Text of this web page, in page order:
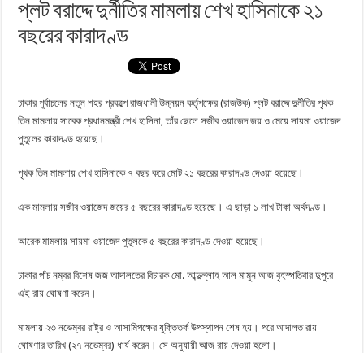
প্লট বরাদ্দে দুর্নীতির মামলায় শেখ হাসিনাকে ২১
বছরের কারাদণ্ড
ঢাকার পূর্বাচলের নতুন শহর প্রকল্পে রাজধানী উন্নয়ন কর্তৃপক্ষের (রাজউক) প্লট বরাদ্দে দুর্নীতির পৃথক
তিন মামলায় সাবেক প্রধানমন্ত্রী শেখ হাসিনা, তাঁর ছেলে সজীব ওয়াজেদ জয় ও মেয়ে সায়মা ওয়াজেদ
পুতুলের কারাদণ্ড হয়েছে।
পৃথক তিন মামলায় শেখ হাসিনাকে ৭ বছর করে মোট ২১ বছরের কারাদণ্ড দেওয়া হয়েছে।
এক মামলায় সজীব ওয়াজেদ জয়ের ৫ বছরের কারাদণ্ড হয়েছে। এ ছাড়া ১ লাখ টাকা অর্থদণ্ড।
আরেক মামলায় সায়মা ওয়াজেদ পুতুলকে ৫ বছরের কারাদণ্ড দেওয়া হয়েছে।
ঢাকার পাঁচ নম্বর বিশেষ জজ আদালতের বিচারক মো. আব্দুল্লাহ আল মামুন আজ বৃহস্পতিবার দুপুরে
এই রায় ঘোষণা করেন।
মামলায় ২৩ নভেম্বর রাষ্ট্র ও আসামিপক্ষের যুক্তিতর্ক উপস্থাপন শেষ হয়। পরে আদালত রায়
ঘোষণার তারিখ (২৭ নভেম্বর) ধার্য করেন। সে অনুযায়ী আজ রায় দেওয়া হলো।